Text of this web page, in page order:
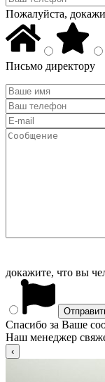
Пожалуйста,
Письмо директору
докажите, что вы
Спасибо за Ваше
Наш менеджер